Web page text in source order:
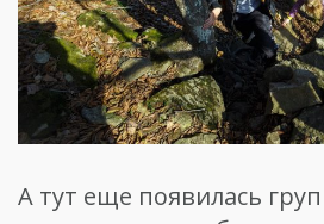
А тут еще появилась